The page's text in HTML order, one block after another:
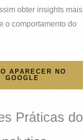
obter insights mais
o comportamento do
APARECER NO
GOOGLE
Práticas do